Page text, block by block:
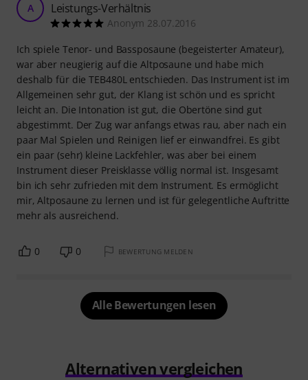
A
Leistungs-Verhältnis
Anonym 28.07.2016
Ich spiele Tenor- und Bassposaune (begeisterter Amateur),
war aber neugierig auf die Altposaune und habe mich
deshalb für die TEB480L entschieden. Das Instrument ist im
Allgemeinen sehr gut, der Klang ist schön und es spricht
leicht an. Die Intonation ist gut, die Obertöne sind gut
abgestimmt. Der Zug war anfangs etwas rau, aber nach ein
paar Mal Spielen und Reinigen lief er einwandfrei. Es gibt
ein paar (sehr) kleine Lackfehler, was aber bei einem
Instrument dieser Preisklasse völlig normal ist. Insgesamt
bin ich sehr zufrieden mit dem Instrument. Es ermöglicht
mir, Altposaune zu lernen und ist für gelegentliche Auftritte
mehr als ausreichend.
0 0 BEWERTUNG MELDEN
Alle Bewertungen lesen
Alternativen vergleichen